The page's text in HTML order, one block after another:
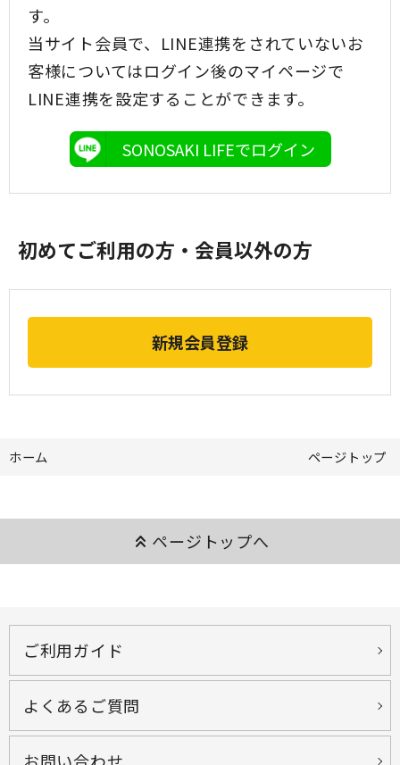
す。
当サイト会員で、LINE連携をされていないお
客様についてはログイン後のマイページで
LINE連携を設定することができます。
SONOSAKI LIFEでログイン
初めてご利用の方・会員以外の方
ホーム ページトップ
keyboard_double_arrow_up ページトップへ
ご利用ガイド
よくあるご質問